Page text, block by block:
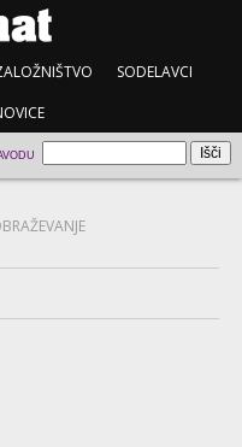
SODELAVCI